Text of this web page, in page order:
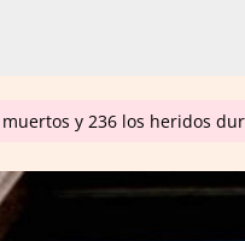
y 236 los heridos